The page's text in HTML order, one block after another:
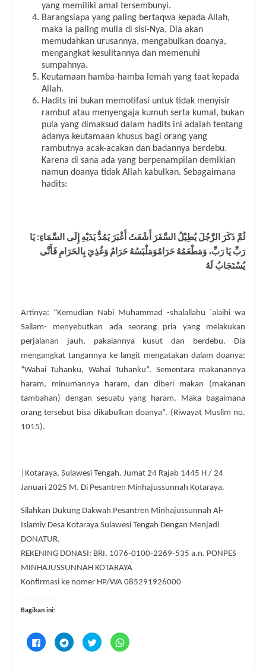
yang memiliki amal tersembunyi.
Barangsiapa yang paling bertaqwa kepada Allah,
maka ia paling mulia di sisi-Nya, Dia akan
memudahkan urusannya, mengabulkan doanya,
mengangkat kesulitannya dan memenuhi
sumpahnya.
Keutamaan hamba-hamba lemah yang taat kepada
Allah.
Hadits ini bukan memotifasi untuk tidak menyisir
rambut atau menyengaja kumuh serta kumal, bukan
pula yang dimaksud dalam hadits ini adalah tentang
adanya keutamaan khusus bagi orang yang
rambutnya acak-acakan dan badannya berdebu.
Karena di sana ada yang berpenampilan demikian
namun doanya tidak Allah kabulkan. Sebagaimana
hadits:
ثُمَّ ذَكَرَ الرَّجُلَ يُطِيْلُ السَّفَرَ أَشْعَثَ أَغْبَرَ يَمُدُّ يَدَيْهِ إِلَى السَّمَاءِ: يَا
رَبِّ يَا رَبِّ، وَمَطْعَمُهُ حَرَامٌوَمَلْبَسُهُ حَرَامٌ وَغُذِيَ بِالحَرَامِ فَأَنَّى
يُسْتَجَابُ لَهُ
Artinya: “Kemudian Nabi Muhammad -shalallahu `alaihi wa
Sallam- menyebutkan ada seorang pria yang melakukan
perjalanan jauh, pakaiannya kusut dan berdebu. Dia
mengangkat tangannya ke langit mengatakan dalam doanya:
“Wahai Tuhanku, Wahai Tuhanku”. Sementara makanannya
haram, minumannya haram, dan diberi makan (makanan
tambahan) dengan sesuatu yang haram. Maka bagaimana
orang tersebut bisa dikabulkan doanya”. (Riwayat Muslim no.
1015).
|Kotaraya, Sulawesi Tengah. Jumat 24 Rajab 1445 H / 24
Januari 2025 M. Di Pesantren Minhajussunnah Kotaraya.
Silahkan Dukung Dakwah Pesantren Minhajussunnah Al-
Islamiy Desa Kotaraya Sulawesi Tengah Dengan Menjadi
DONATUR.
REKENING DONASI: BRI. 1076-0100-2269-535 a.n. PONPES
MINHAJUSSUNNAH KOTARAYA
Konfirmasi ke nomer HP/WA 085291926000
Bagikan ini:
K
l
K
l
K
l
K
l